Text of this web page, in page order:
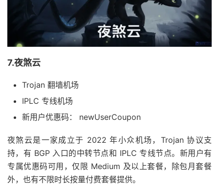
7.夜煞云
Trojan 翻墙机场
IPLC 专线机场
新用户优惠码： newUserCoupon
夜煞云是一家成立于 2022 年小众机场，Trojan 协议支
持，有 BGP 入口的中转节点和 IPLC 专线节点。新用户有
专属优惠码可用，仅限 Medium 及以上套餐，除包月套餐
外，也有不限时长按量付费套餐提供。